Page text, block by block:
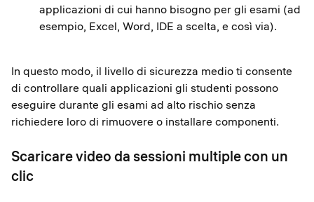
applicazioni di cui hanno bisogno per gli esami (ad
esempio, Excel, Word, IDE a scelta, e così via).
In questo modo, il livello di sicurezza medio ti consente
di controllare quali applicazioni gli studenti possono
eseguire durante gli esami ad alto rischio senza
richiedere loro di rimuovere o installare componenti.
Scaricare video da sessioni multiple con un
clic